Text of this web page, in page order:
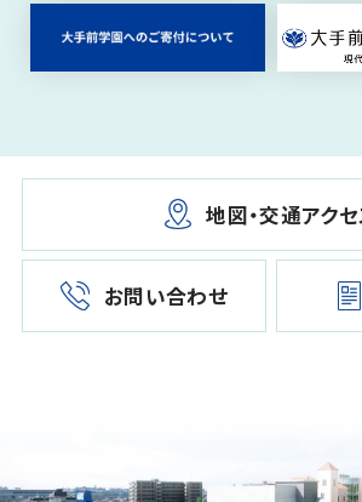
地図・交通アクセ
お問い合わせ